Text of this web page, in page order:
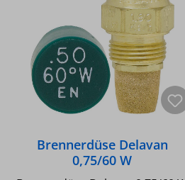
Brennerdüse Delavan
0,75/60 W